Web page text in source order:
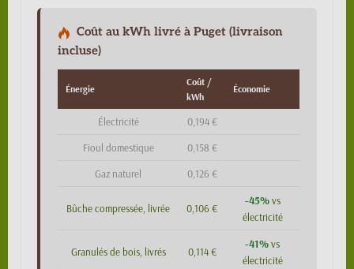
Coût au kWh livré à Puget (livraison
incluse)
Énergie
Coût /
kWh
Économie
Électricité 0,194 €
Fioul domestique 0,158 €
Gaz naturel 0,126 €
Bûche compressée, livrée 0,106 €
-45%vs
électricité
Granulés de bois, livrés 0,114 €
-41%vs
électricité